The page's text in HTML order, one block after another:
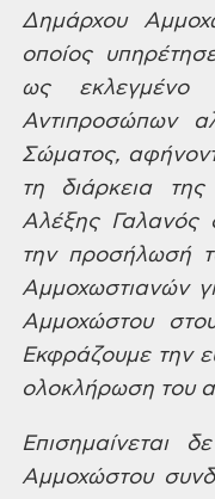
Δημάρχου
οποίος
ως
Αντιπροσώπων
Σώματος,
τη διάρκεια
Αλέξης Γαλανός
την προσήλωσή
Αμμοχωστιανών
Αμμοχώστου
Εκφράζουμε την
ολοκλήρωση του
Επισημαίνεταιδε
Αμμοχώστου